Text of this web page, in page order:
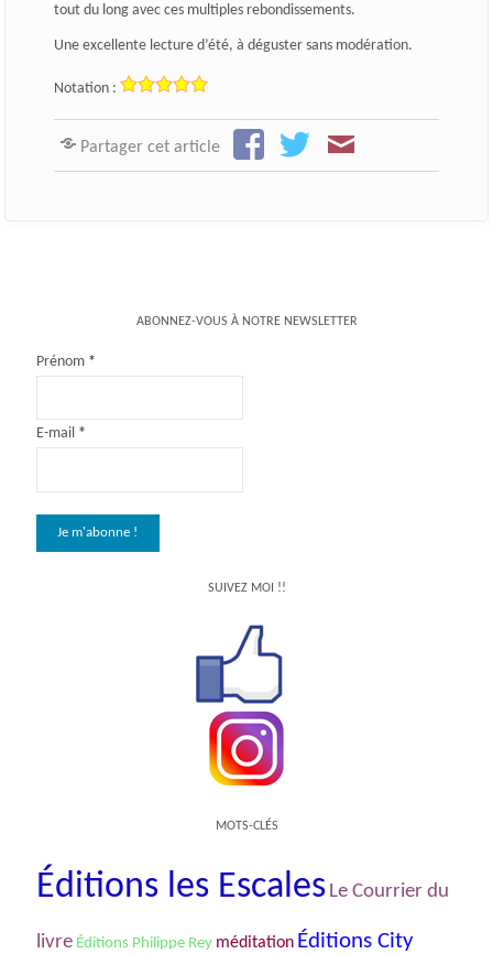
tout du long avec ces multiples rebondissements.
Une excellente lecture d’été, à déguster sans modération.
Notation :
Partager cet article
ABONNEZ-VOUS À NOTRE NEWSLETTER
Prénom *
E-mail *
SUIVEZ MOI !!
MOTS-CLÉS
Éditions les Escales Le Courrier du
livre Éditions Philippe Rey méditation Éditions City